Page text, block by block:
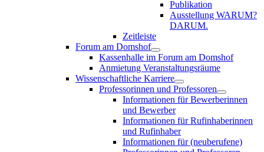
Publikation
Ausstellung WARUM?
DARUM.
Zeitleiste
Forum am Domshof
Kassenhalle im Forum am Domshof
Anmietung Veranstaltungsräume
Wissenschaftliche Karriere
Professorinnen und Professoren
Informationen für Bewerberinnen
und Bewerber
Informationen für Rufinhaberinnen
und Rufinhaber
Informationen für (neuberufene)